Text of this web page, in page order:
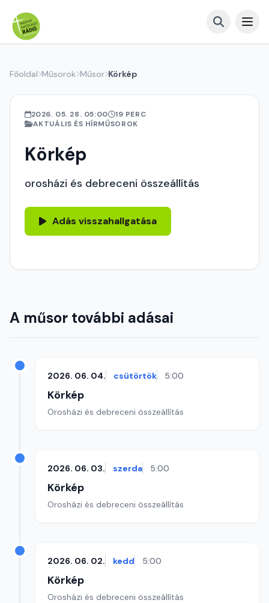
Főoldal Műsorok Műsor Körkép
2026. 05. 28. 05:00
19 PERC
AKTUÁLIS ÉS HÍRMŰSOROK
Körkép
orosházi és debreceni összeállítás
Adás visszahallgatása
A műsor további adásai
2026. 06. 04. csütörtök 5:00
Körkép
Orosházi és debreceni összeállítás
2026. 06. 03. szerda 5:00
Körkép
Orosházi és debreceni összeállítás
2026. 06. 02. kedd 5:00
Körkép
Orosházi és debreceni összeállítás